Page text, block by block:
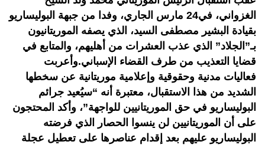
الغزواني، في24 مارس الجاري، وفدا من جبهة البوليساريو
بقيادة البشير مصطفى السيد، الذي يصفه الموريتانيون
بـ”الجلاد” الذي عذب العشرات من أهليهم، والمتابع في
قضايا التعذيب من طرف القضاء الإسباني.وأعربت
فعاليات مدنية وحقوقية وإعلامية موريتانية عن سخطها
الشديد من هذا الاستقبال، معتبرة أنه “سيُعيد جرائم
البوليساريو في حق الموريتانيين للواجهة”، وأكد المحتجون
على أن الموريتانيين لن ينسوا الحصار الذي فرضته
البوليساريو عليهم بعد إقدام عناصرها على تعطيل عجلة